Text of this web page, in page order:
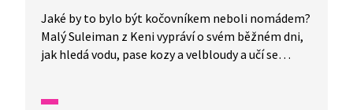
Jaké by to bylo být kočovníkem neboli nomádem?
Malý Suleiman z Keni vypráví o svém běžném dni,
jak hledá vodu, pase kozy a velbloudy a učí se